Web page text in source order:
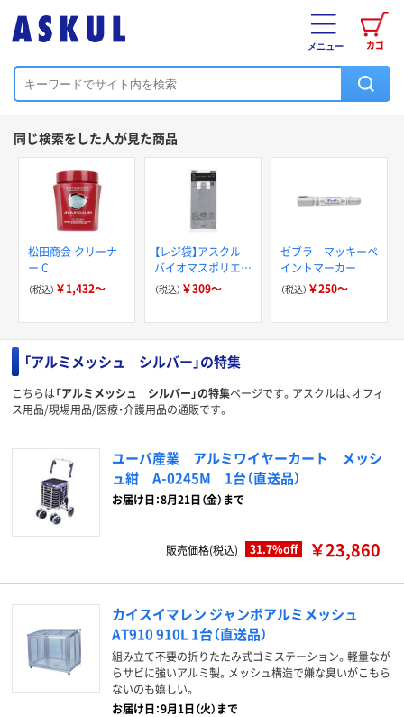
カゴ
メニュー
同じ検索をした人が見た商品
松田商会 クリーナ
ー C
（税込） ￥1,432～
【レジ袋】アスクル
バイオマスポリエチ
レン25％入 シル
（税込） ￥309～
ゼブラ マッキーペ
イントマーカー
（税込） ￥250～
「アルミメッシュ シルバー」の特集
こちらは「アルミメッシュ シルバー」の特集ページです。アスクルは、オフィ
ス用品/現場用品/医療・介護用品の通販です。
ユーバ産業 アルミワイヤーカート メッシ
ュ紺 A-0245M 1台（直送品）
お届け日：8月21日（金）まで
販売価格(税込) 31.7%off ￥23,860
カイスイマレン ジャンボアルミメッシュ
AT910 910L 1台（直送品）
組み立て不要の折りたたみ式ゴミステーション。軽量なが
らサビに強いアルミ製。メッシュ構造で嫌な臭いがこもら
ないのも嬉しい。
お届け日：9月1日（火）まで